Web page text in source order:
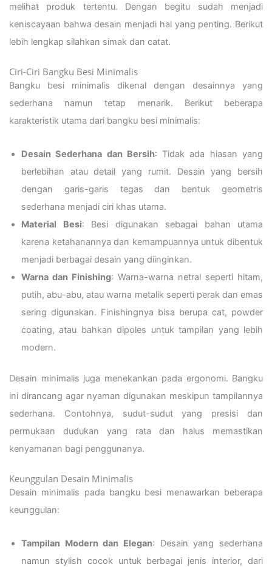
melihat produk tertentu. Dengan begitu sudah menjadi
keniscayaan bahwa desain menjadi hal yang penting. Berikut
lebih lengkap silahkan simak dan catat.
Ciri-Ciri Bangku Besi Minimalis
Bangku besi minimalis dikenal dengan desainnya yang
sederhana namun tetap menarik. Berikut beberapa
karakteristik utama dari bangku besi minimalis:
Desain Sederhana dan Bersih: Tidak ada hiasan yang
berlebihan atau detail yang rumit. Desain yang bersih
dengan garis-garis tegas dan bentuk geometris
sederhana menjadi ciri khas utama.
Material Besi: Besi digunakan sebagai bahan utama
karena ketahanannya dan kemampuannya untuk dibentuk
menjadi berbagai desain yang diinginkan.
Warna dan Finishing: Warna-warna netral seperti hitam,
putih, abu-abu, atau warna metalik seperti perak dan emas
sering digunakan. Finishingnya bisa berupa cat, powder
coating, atau bahkan dipoles untuk tampilan yang lebih
modern.
Desain minimalis juga menekankan pada ergonomi. Bangku
ini dirancang agar nyaman digunakan meskipun tampilannya
sederhana. Contohnya, sudut-sudut yang presisi dan
permukaan dudukan yang rata dan halus memastikan
kenyamanan bagi penggunanya.
Keunggulan Desain Minimalis
Desain minimalis pada bangku besi menawarkan beberapa
keunggulan:
Tampilan Modern dan Elegan: Desain yang sederhana
namun stylish cocok untuk berbagai jenis interior, dari